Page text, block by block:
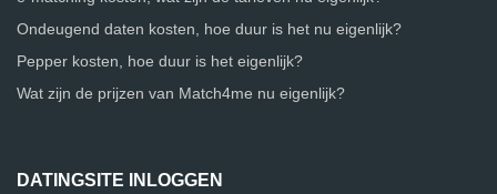
Ondeugend daten kosten, hoe duur is het nu eigenlijk?
Pepper kosten, hoe duur is het eigenlijk?
Wat zijn de prijzen van Match4me nu eigenlijk?
DATINGSITE INLOGGEN